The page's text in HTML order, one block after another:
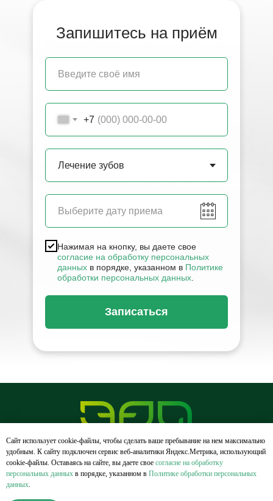
Запишитесь на приём
+7
Нажимая на кнопку, вы даете свое
согласие на обработку персональных
данных в порядке, указанном в Политике
обработки персональных данных.
Записаться
©EraDent 2022г, все права соблюдены
Сайт использует cookie-файлы, чтобы сделать ваше пребывание на нем максимально
удобным. К cайту подключен сервис веб-аналитики Яндекс.Метрика, использующий
cookie-файлы. Оставаясь на сайте, вы даете свое согласие на обработку
персональных данных в порядке, указанном в Политике обработки персональных
данных.